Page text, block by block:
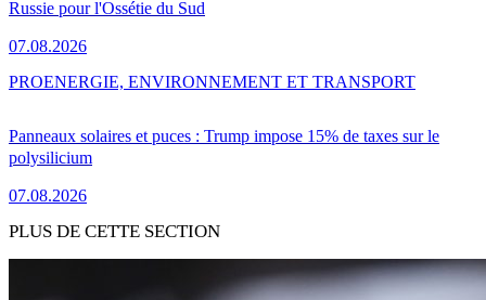
Russie pour l'Ossétie du Sud
07.08.2026
Panneaux solaires et puces : Trump impose 15% de taxes sur le
polysilicium
07.08.2026
PROENERGIE, ENVIRONNEMENT ET TRANSPORT
PLUS DE CETTE SECTION